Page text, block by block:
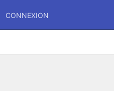
CONNEXION